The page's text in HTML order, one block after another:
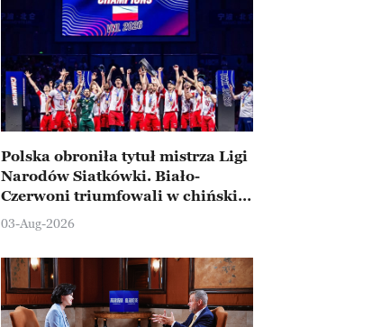
Polska obroniła tytuł mistrza Ligi
Narodów Siatkówki. Biało-
Czerwoni triumfowali w chińskim
Ningbo
03-Aug-2026